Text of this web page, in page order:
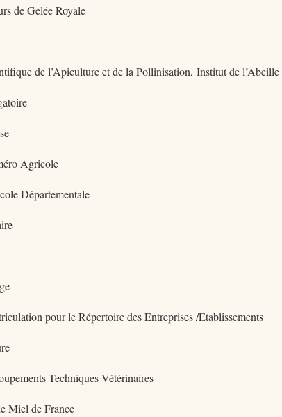
de Gelée Royale
de l’Apiculture et de la Pollinisation, Institut de l’Abeille
Agricole
Départementale
pour le Répertoire des Entreprises /Etablissements
Techniques Vétérinaires
Miel de France